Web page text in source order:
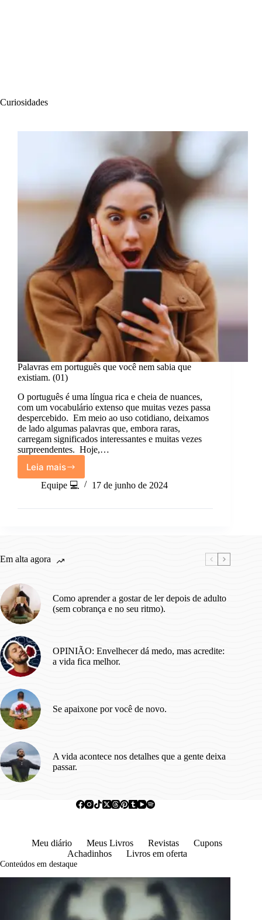
Curiosidades
Palavras em português que você nem sabia que
existiam. (01)
O português é uma língua rica e cheia de nuances,
com um vocabulário extenso que muitas vezes passa
despercebido. Em meio ao uso cotidiano, deixamos
de lado algumas palavras que, embora raras,
carregam significados interessantes e muitas vezes
surpreendentes. Hoje,…
Leia maisPalavras
em
português
existiam.
Equipe 💻 17 de junho de 2024
Em alta agora
Como aprender a gostar de ler depois de adulto
(sem cobrança e no seu ritmo).
OPINIÃO: Envelhecer dá medo, mas acredite:
a vida fica melhor.
Se apaixone por você de novo.
A vida acontece nos detalhes que a gente deixa
passar.
Meu diário Meus Livros Revistas
Cupons
Achadinhos
Livros em oferta
Conteúdos em destaque